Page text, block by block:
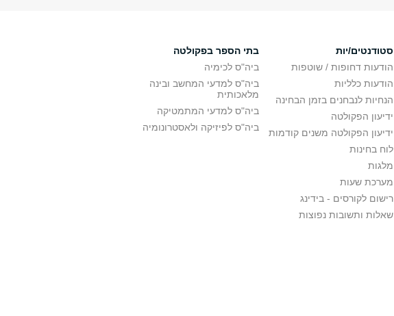
סטודנטים/יות
הודעות דחופות / שוטפות
הודעות כלליות
הנחיות לנבחנים בזמן הבחינה
ידיעון הפקולטה
ידיעון הפקולטה משנים קודמות
לוח בחינות
מלגות
מערכת שעות
רישום לקורסים - בידינג
שאלות ותשובות נפוצות
בתי הספר בפקולטה
ביה"ס לכימיה
ביה"ס למדעי המחשב ובינה
מלאכותית
ביה"ס למדעי המתמטיקה
ביה"ס לפיזיקה ולאסטרונומיה